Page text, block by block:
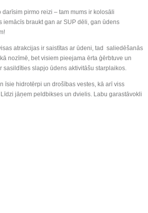
darīsim pirmo reizi – tam mums ir kolosāli
iemācīs braukt gan ar SUP dēli, gan ūdens
atrakcijas ir saistītas ar ūdeni, tad saliedēšanās
nozīmē, bet visiem pieejama ērta ģērbtuve un
sasildīties slapjo ūdens aktivitāšu starplaikos.
īsie hidrotērpi un drošības vestes, kā arī viss
jāņem peldbikses un dvielis. Labu garastāvokli